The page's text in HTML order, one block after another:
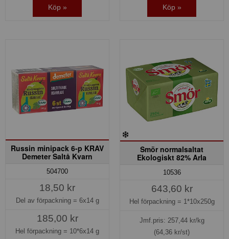
Köp » Köp »
Russin minipack 6-p KRAV
Demeter Saltå Kvarn
504700
18,50 kr
Del av förpackning = 6x14 g
185,00 kr
Hel förpackning = 10*6x14 g
Smör normalsaltat
Ekologiskt 82% Arla
10536
643,60 kr
Hel förpackning = 1*10x250g
Jmf.pris: 257,44kr/kg
(64,36 kr/st)